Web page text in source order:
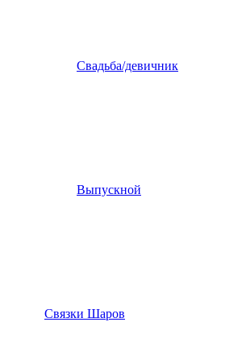
Свадьба/девичник
Выпускной
Связки Шаров